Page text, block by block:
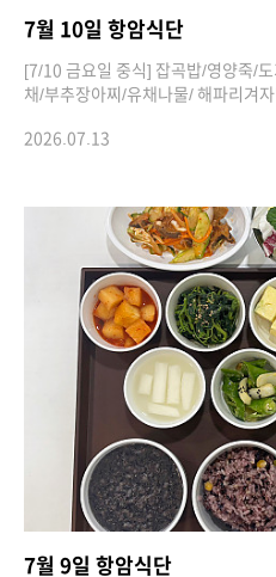
7월 10일 항암식단
[7/10 금요일 중식] 잡곡밥/영양죽/
채/부추장아찌/유채나물/ 해파리겨
2026.07.13
7월 9일 항암식단